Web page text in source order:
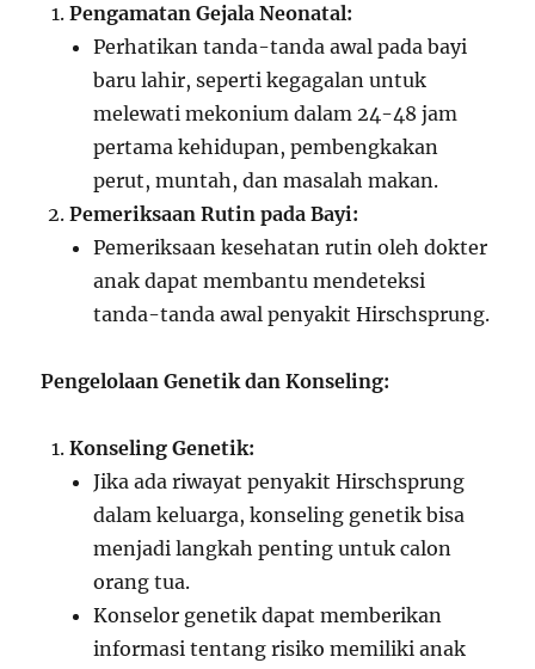
Pengamatan Gejala Neonatal:
Perhatikan tanda-tanda awal pada bayi
baru lahir, seperti kegagalan untuk
melewati mekonium dalam 24-48 jam
pertama kehidupan, pembengkakan
perut, muntah, dan masalah makan.
Pemeriksaan Rutin pada Bayi:
Pemeriksaan kesehatan rutin oleh dokter
anak dapat membantu mendeteksi
tanda-tanda awal penyakit Hirschsprung.
Pengelolaan Genetik dan Konseling:
Konseling Genetik:
Jika ada riwayat penyakit Hirschsprung
dalam keluarga, konseling genetik bisa
menjadi langkah penting untuk calon
orang tua.
Konselor genetik dapat memberikan
informasi tentang risiko memiliki anak